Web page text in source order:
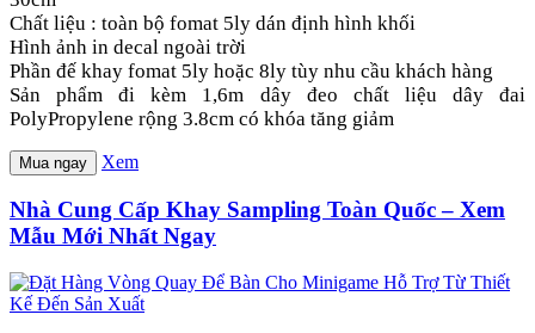
Chất liệu : toàn bộ fomat 5ly dán định hình khối
Hình ảnh in decal ngoài trời
Phần đế khay fomat 5ly hoặc 8ly tùy nhu cầu khách hàng
Sản phẩm đi kèm 1,6m dây đeo chất liệu dây đai
PolyPropylene rộng 3.8cm có khóa tăng giảm
Mua ngay Xem
Nhà Cung Cấp Khay Sampling Toàn Quốc – Xem
Mẫu Mới Nhất Ngay